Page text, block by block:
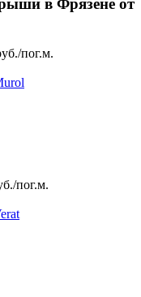
в Фрязене от
пог.м.
пог.м.